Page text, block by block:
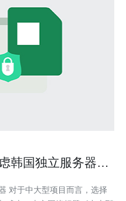
韩国独立服务器托
对于中大型项目而言，选择